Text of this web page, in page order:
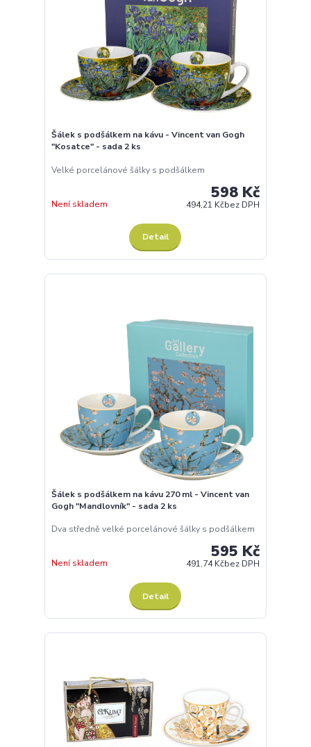
Šálek s podšálkem na kávu - Vincent van Gogh
"Kosatce" - sada 2 ks
Velké porcelánové šálky s podšálkem
598 Kč
494,21 Kčbez DPH
Není skladem
Detail
Šálek s podšálkem na kávu 270 ml - Vincent van
Gogh "Mandlovník" - sada 2 ks
Dva středně velké porcelánové šálky s podšálkem
595 Kč
491,74 Kčbez DPH
Není skladem
Detail